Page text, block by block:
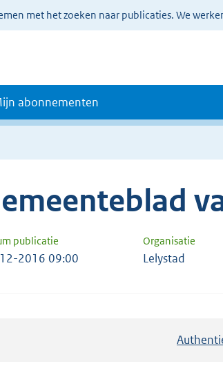
met het zoeken naar publicaties. We
abonnementen
publicatie Organisatie
2016 09:00 Lelystad